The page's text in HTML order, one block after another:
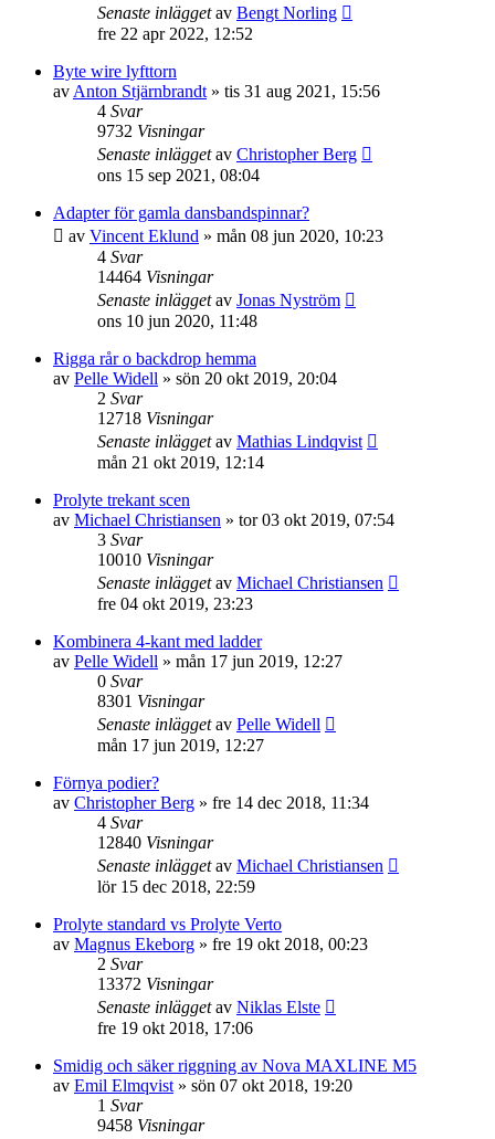
Senaste inläggetav Bengt Norling
fre 22 apr 2022, 12:52
Byte wire lyfttorn
av Anton Stjärnbrandt » tis 31 aug 2021, 15:56
4 Svar
9732 Visningar
Senaste inläggetav Christopher Berg
ons 15 sep 2021, 08:04
Adapter för gamla dansbandspinnar?
av Vincent Eklund » mån 08 jun 2020, 10:23
4 Svar
14464 Visningar
Senaste inläggetav Jonas Nyström
ons 10 jun 2020, 11:48
Rigga rår o backdrop hemma
av Pelle Widell » sön 20 okt 2019, 20:04
2 Svar
12718 Visningar
Senaste inläggetav Mathias Lindqvist
mån 21 okt 2019, 12:14
Prolyte trekant scen
av Michael Christiansen » tor 03 okt 2019, 07:54
3 Svar
10010 Visningar
Senaste inläggetav Michael Christiansen
fre 04 okt 2019, 23:23
Kombinera 4-kant med ladder
av Pelle Widell » mån 17 jun 2019, 12:27
0 Svar
8301 Visningar
Senaste inläggetav Pelle Widell
mån 17 jun 2019, 12:27
Förnya podier?
av Christopher Berg » fre 14 dec 2018, 11:34
4 Svar
12840 Visningar
Senaste inläggetav Michael Christiansen
lör 15 dec 2018, 22:59
Prolyte standard vs Prolyte Verto
av Magnus Ekeborg » fre 19 okt 2018, 00:23
2 Svar
13372 Visningar
Senaste inläggetav Niklas Elste
fre 19 okt 2018, 17:06
Smidig och säker riggning av Nova MAXLINE M5
av Emil Elmqvist » sön 07 okt 2018, 19:20
1 Svar
9458 Visningar